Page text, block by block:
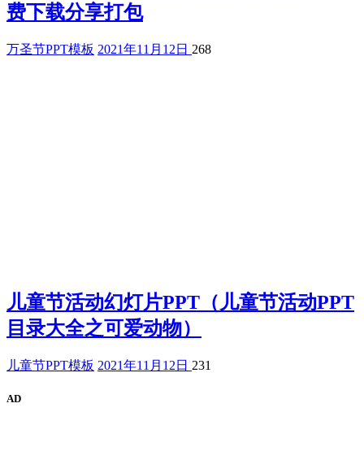
费下载分享打包
万圣节PPT模板 2021年11月12日 268
儿童节活动幻灯片PPT（儿童节活动PPT
目录大全之可爱动物）
儿童节PPT模板 2021年11月12日 231
AD